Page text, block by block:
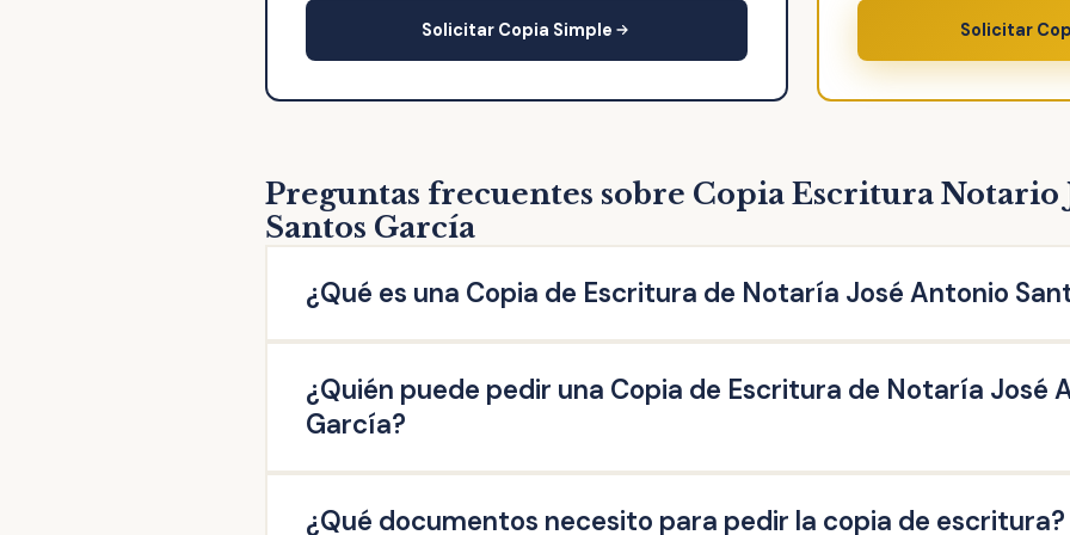
Solicitar Copia Simple Solicitar
Preguntas frecuentes sobre Copia Escritura Notario
Santos García
¿Qué es una Copia de Escritura de Notaría José Antonio
escritura original otorgada ante el Notario. Puedes solicitar la copia de escritura de
firmado en esta Notaría: escritura de compraventa, de hipoteca, testamento,
¿Quién puede pedir una Copia de Escritura de Notaría José
García?
misma, así como aquellas que acrediten un interés legítimo (ej: herederos del
¿Qué documentos necesito para pedir la copia de escritura?